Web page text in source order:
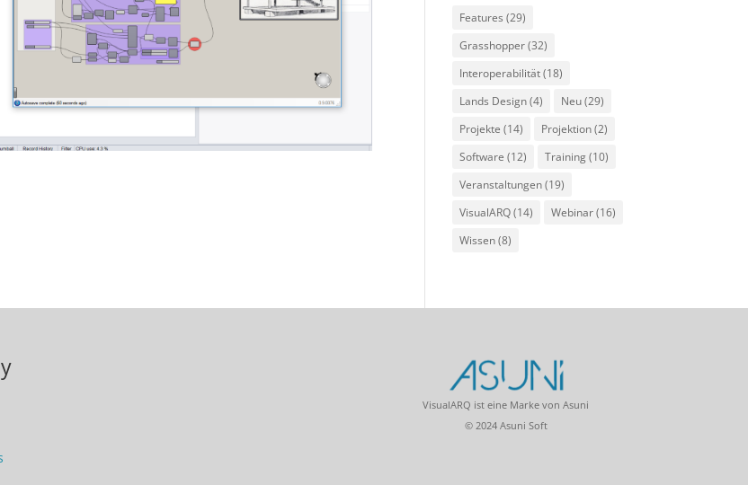
Features (29)
Grasshopper(32)
Interoperabilität(18)
Lands Design(4) Neu(29)
Projekte (14) Projektion(2)
Software (12) Training(10)
Veranstaltungen(19)
VisualARQ(14) Webinar(16)
Wissen(8)
VisualARQ ist eine Marke von Asuni
© 2024 Asuni Soft